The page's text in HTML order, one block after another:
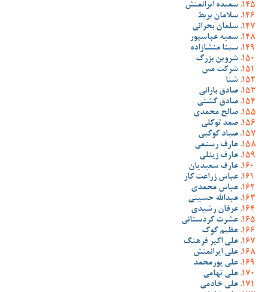
سعیده ایرانمنش
سلامان بربط
سلمان بحرانی
سمیه عباسپور
سینا منشازاده
شروین بزرگ
شرکت مس
شنا
صادق بارانی
صادق گشنی
صالح محمدی
صمد توکلی
صیاد کوکبی
عارف رستمی
عارف زینلی
عارف سعیدیان
عباس زراعت کار
عباس محمدی
عبدالله حسینی
عرفان رشیدی
عشرت کردستانی
عظیم گوک
علی اکبر فرهنگ
علی ایرانمنش
علی پورمحمد
علی تهامی
علی خادمی